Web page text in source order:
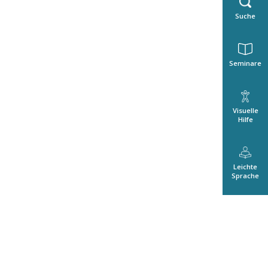
Suche
Seminare
Visuelle
Hilfe
Leichte
Sprache